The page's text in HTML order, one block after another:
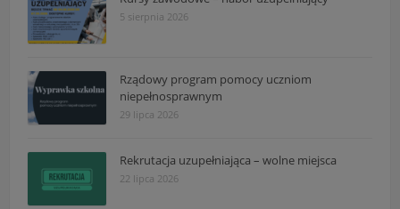
5 sierpnia 2026
Rządowy program pomocy uczniom
niepełnosprawnym
29 lipca 2026
Rekrutacja uzupełniająca – wolne miejsca
22 lipca 2026